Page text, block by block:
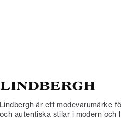
Lindbergh är ett modevarumärke
och autentiska stilar i modern och